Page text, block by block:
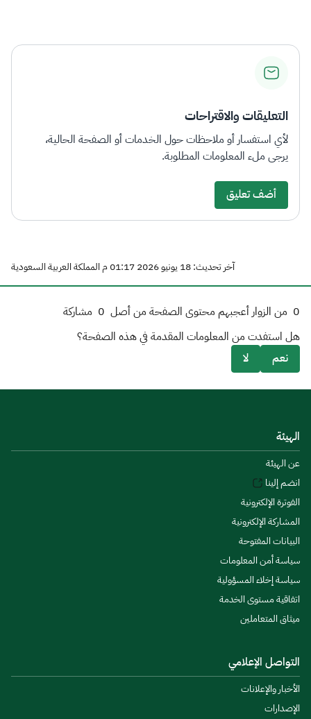
التعليقات والاقتراحات
لأي استفسار أو ملاحظات حول الخدمات أو الصفحة الحالية،
يرجى ملء المعلومات المطلوبة.
أضف تعليق
آخر تحديث: 18 يونيو 2026 01:17 م المملكة العربية السعودية
0 من الزوار أعجبهم محتوى الصفحة من أصل 0 مشاركة
هل استفدت من المعلومات المقدمة في هذه الصفحة؟
نعم
لا
الهيئة
عن الهيئة
انضم إلينا
الفوترة الإلكترونية
المشاركة الإلكترونية
البيانات المفتوحة
سياسة أمن المعلومات
سياسة إخلاء المسؤولية
اتفاقية مستوى الخدمة
ميثاق المتعاملين
التواصل الإعلامي
الأخبار والإعلانات
الإصدارات